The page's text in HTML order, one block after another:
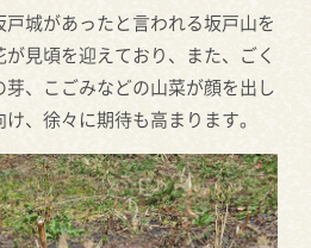
城があったと言われる坂戸山を
見頃を迎えており、また、ごく
、こごみなどの山菜が顔を出し
、徐々に期待も高まります。